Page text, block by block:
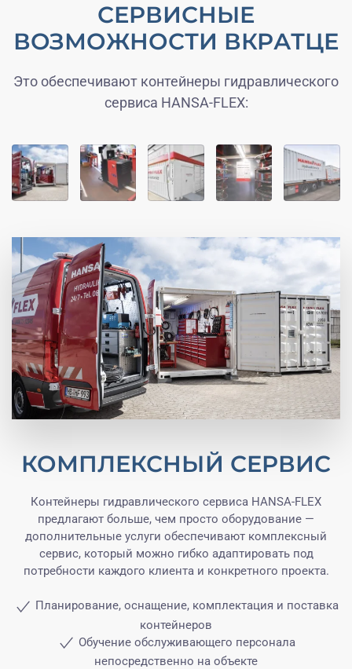
СЕРВИСНЫЕ
ВОЗМОЖНОСТИ ВКРАТЦЕ
Это обеспечивают контейнеры гидравлического
сервиса HANSA-FLEX:
КОМПЛЕКСНЫЙ СЕРВИС
Контейнеры гидравлического сервиса HANSA-FLEX
предлагают больше, чем просто оборудование —
дополнительные услуги обеспечивают комплексный
сервис, который можно гибко адаптировать под
потребности каждого клиента и конкретного проекта.
Планирование, оснащение, комплектация и поставка
контейнеров
Обучение обслуживающего персонала
непосредственно на объекте